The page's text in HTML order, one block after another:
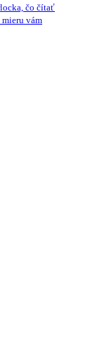
čo čítať
vám